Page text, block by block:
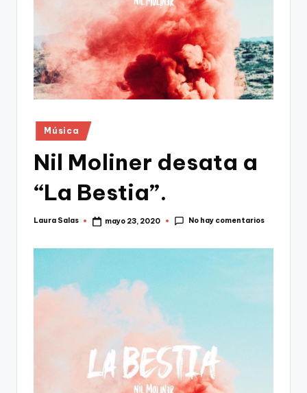
Publicado
en
Música
Nil Moliner desata a
“La Bestia”.
Publicado
Laura Salas mayo 23, 2020 No hay comentarios